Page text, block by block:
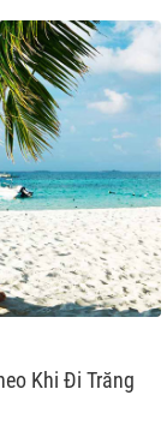
Khi Đi Trăng